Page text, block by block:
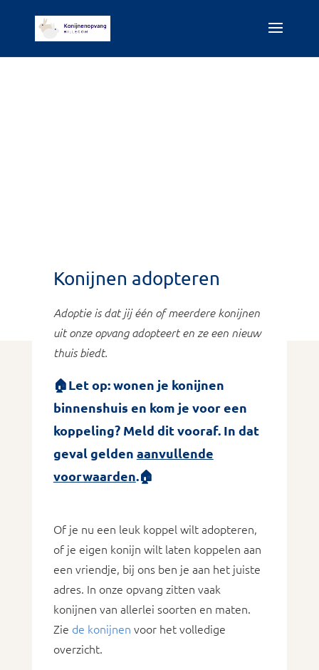
Konijnen adopteren
Adoptie is dat jij één of meerdere konijnen
uit onze opvang adopteert en ze een nieuw
thuis biedt.
🏠Let op: wonen je konijnen
binnenshuis en kom je voor een
koppeling? Meld dit vooraf. In dat
geval gelden aanvullende
voorwaarden.🏠
Of je nu een leuk koppel wilt adopteren,
of je eigen konijn wilt laten koppelen aan
een vriendje, bij ons ben je aan het juiste
adres. In onze opvang zitten vaak
konijnen van allerlei soorten en maten.
Zie de konijnen voor het volledige
overzicht.